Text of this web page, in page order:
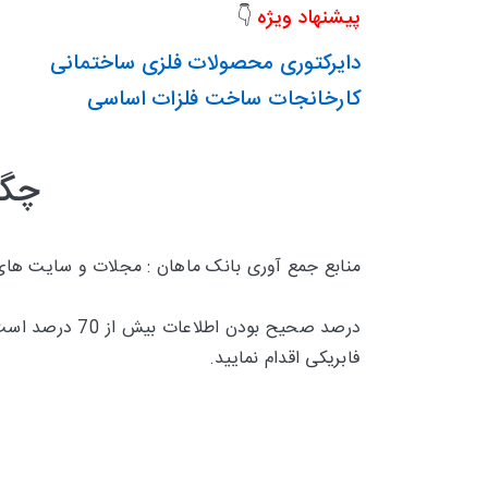
پیشنهاد ویژه 👇
دایرکتوری محصولات فلزی ساختمانی
کارخانجات ساخت فلزات اساسی
منابع جمع آوری بانک ماهان : مجلات و سایت
درصد صحیح بودن اطلاعات بیش از 70 درصد است و تقریبا 30 درصد
فابریکی اقدام نمایید.